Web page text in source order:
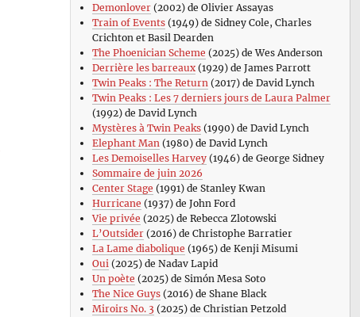
Demonlover(2002) de Olivier Assayas
Train of Events(1949) de Sidney Cole, Charles
Crichton et Basil Dearden
The Phoenician Scheme (2025) de Wes Anderson
Derrière les barreaux(1929) de James Parrott
Twin Peaks : The Return(2017) de David Lynch
Twin Peaks : Les 7 derniers jours de Laura Palmer
(1992) de David Lynch
Mystères à Twin Peaks(1990) de David Lynch
Elephant Man(1980) de David Lynch
Les Demoiselles Harvey(1946) de George Sidney
Sommaire de juin 2026
Center Stage (1991) de Stanley Kwan
Hurricane (1937) de John Ford
Vie privée (2025) de Rebecca Zlotowski
L’Outsider(2016) de Christophe Barratier
La Lame diabolique (1965) de Kenji Misumi
Oui(2025) de Nadav Lapid
Un poète (2025) de Simón Mesa Soto
The Nice Guys(2016) de Shane Black
Miroirs No. 3 (2025) de Christian Petzold